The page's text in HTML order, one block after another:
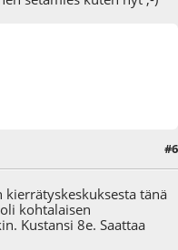
#6
tänä
kohtalaisen
Kustansi 8e. Saattaa